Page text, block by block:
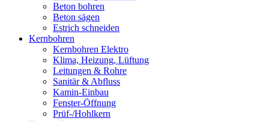
Beton bohren
Beton sägen
Estrich schneiden
Kernbohren
Kernbohren Elektro
Klima, Heizung, Lüftung
Leitungen & Rohre
Sanitär & Abfluss
Kamin-Einbau
Fenster-Öffnung
Prüf-/Hohlkern